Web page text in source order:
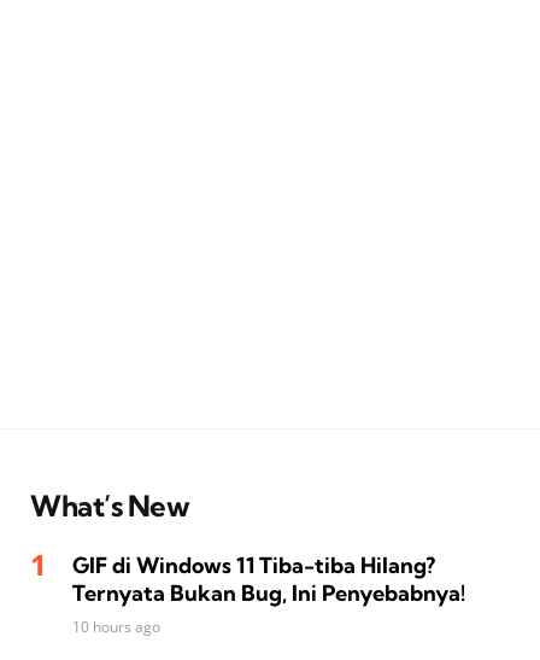
What’s New
GIF di Windows 11 Tiba-tiba Hilang?
Ternyata Bukan Bug, Ini Penyebabnya!
10 hours ago